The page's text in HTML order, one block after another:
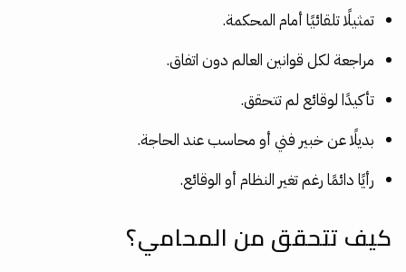
تمثيلًا تلقائيًا أمام المحكمة.
مراجعة لكل قوانين العالم دون اتفاق.
تأكيدًا لوقائع لم تتحقق.
بديلًا عن خبير فني أو محاسب عند الحاجة.
رأيًا دائمًا رغم تغير النظام أو الوقائع.
كيف تتحقق من المحامي؟